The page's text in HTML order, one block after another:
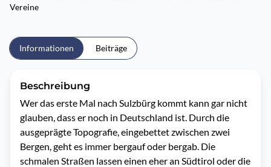
Vereine
Informationen Beiträge
Beschreibung
Wer das erste Mal nach Sulzbürg kommt kann gar nicht
glauben, dass er noch in Deutschland ist. Durch die
ausgeprägte Topografie, eingebettet zwischen zwei
Bergen, geht es immer bergauf oder bergab. Die
schmalen Straßen lassen einen eher an Südtirol oder die